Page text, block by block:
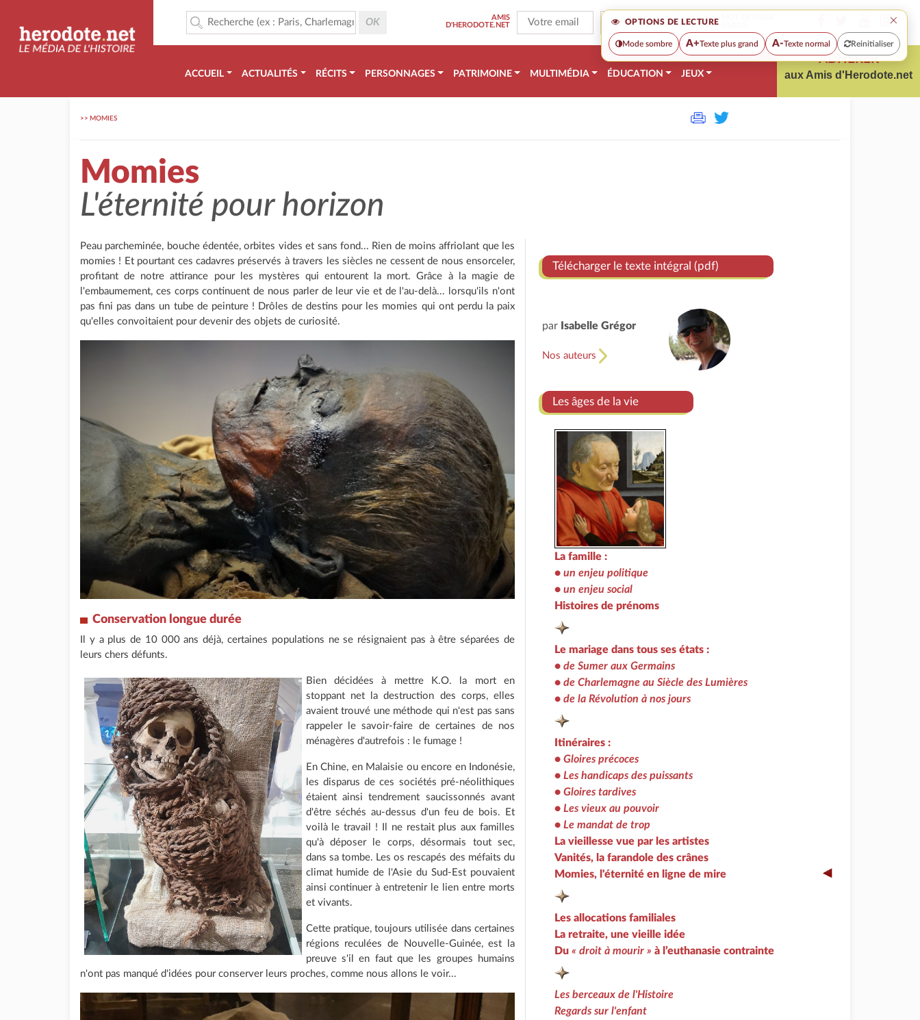
OPTIONS DE LECTURE ×
Mode sombre A+Texte plus grand A-Texte normal Reinitialiser
AMIS
D'HERODOTE.NET
ACCUEIL ACTUALITÉS RÉCITS PERSONNAGES PATRIMOINE MULTIMÉDIA ÉDUCATION JEUX
ADHÉRER
aux Amis d'Herodote.net
>> MOMIES
Momies
L'éternité pour horizon
Peau parcheminée, bouche édentée, orbites vides et sans fond... Rien de moins affriolant que les
momies ! Et pourtant ces cadavres préservés à travers les siècles ne cessent de nous ensorceler,
profitant de notre attirance pour les mystères qui entourent la mort. Grâce à la magie de
l'embaumement, ces corps continuent de nous parler de leur vie et de l'au-delà... lorsqu'ils n'ont
pas fini pas dans un tube de peinture ! Drôles de destins pour les momies qui ont perdu la paix
qu'elles convoitaient pour devenir des objets de curiosité.
Conservation longue durée
Il y a plus de 10 000 ans déjà, certaines populations ne se résignaient pas à être séparées de
leurs chers défunts.
Bien décidées à mettre K.O. la mort en
stoppant net la destruction des corps, elles
avaient trouvé une méthode qui n'est pas sans
rappeler le savoir-faire de certaines de nos
ménagères d'autrefois : le fumage !
En Chine, en Malaisie ou encore en Indonésie,
les disparus de ces sociétés pré-néolithiques
étaient ainsi tendrement saucissonnés avant
d'être séchés au-dessus d'un feu de bois. Et
voilà le travail ! Il ne restait plus aux familles
qu'à déposer le corps, désormais tout sec,
dans sa tombe. Les os rescapés des méfaits du
climat humide de l'Asie du Sud-Est pouvaient
ainsi continuer à entretenir le lien entre morts
et vivants.
Cette pratique, toujours utilisée dans certaines
régions reculées de Nouvelle-Guinée, est la
preuve s'il en faut que les groupes humains
n'ont pas manqué d'idées pour conserver leurs proches, comme nous allons le voir...
Télécharger le texte intégral (pdf)
par Isabelle Grégor
Nos auteurs
Les âges de la vie
La famille :
• un enjeu politique
• un enjeu social
Histoires de prénoms
Le mariage dans tous ses états :
• de Sumer aux Germains
• de Charlemagne au Siècle des Lumières
• de la Révolution à nos jours
Itinéraires :
• Gloires précoces
• Les handicaps des puissants
• Gloires tardives
• Les vieux au pouvoir
• Le mandat de trop
La vieillesse vue par les artistes
Vanités, la farandole des crânes
Momies, l'éternité en ligne de mire
Les allocations familiales
La retraite, une vieille idée
Du « droit à mourir » à l’euthanasie contrainte
Les berceaux de l'Histoire
Regards sur l'enfant